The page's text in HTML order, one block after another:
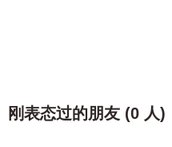
刚表态过的朋友 (0 人)